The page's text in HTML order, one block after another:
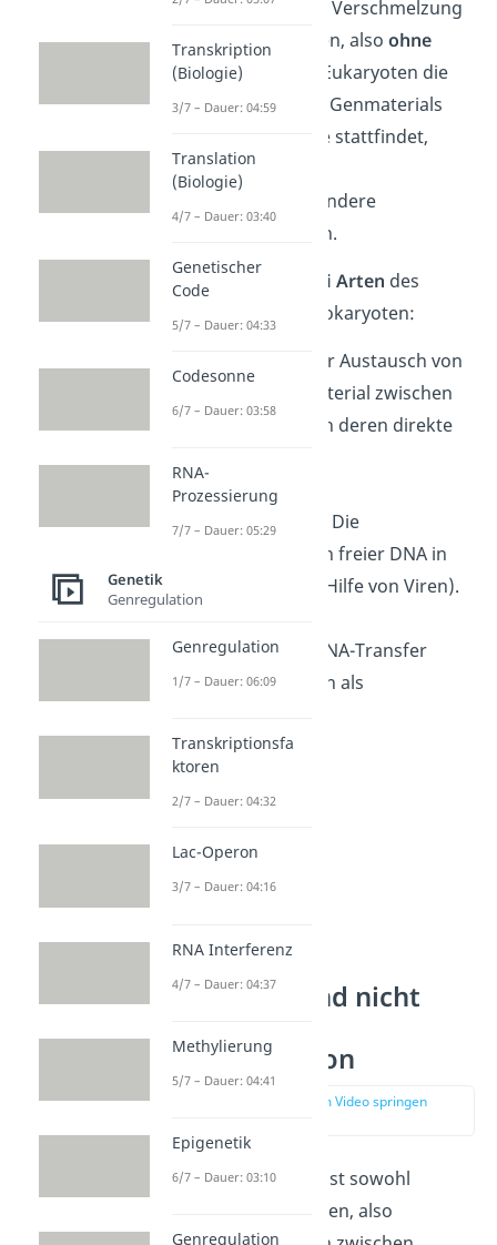
Fortpflanzung
ohne Verschmelzung
der Geschlechtszellen, alsoohne
Meiose. Da bei den Eukaryoten die
neue Verteilung des Genmaterials
während der Meiose stattfindet,
muss es hier
dementsprechend andere
Mechanismen geben.
Es gibt folgende
drei Arten des
bei Prokaryoten:
: Der Austausch von
genetischem Material zwischen
zwei Zellen durch deren direkte
Transformation
: Die
Übertragung von freier DNA in
eine Zelle (ohne Hilfe von Viren).
Transduktion
: DNA-Transfer
mithilfe von Viren als
Homologe und nicht
Rekombination
zur Stelle im Video springen
DieRekombination
ist sowohl
zwischen gleichartigen, also
Transkription
(Biologie)
3/7 – Dauer: 04:59
Translation
(Biologie)
4/7 – Dauer: 03:40
Genetischer
Code
5/7 – Dauer: 04:33
Codesonne
6/7 – Dauer: 03:58
RNA-
Prozessierung
7/7 – Dauer: 05:29
Genetik
Genregulation
Genregulation
1/7 – Dauer: 06:09
Transkriptionsfa
ktoren
2/7 – Dauer: 04:32
Lac-Operon
3/7 – Dauer: 04:16
RNA Interferenz
4/7 – Dauer: 04:37
Methylierung
5/7 – Dauer: 04:41
Epigenetik
6/7 – Dauer: 03:10
Genregulation